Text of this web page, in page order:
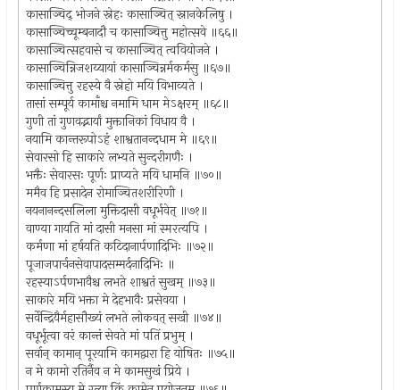
कासाञ्चिद् भोजने स्नेहः कासाञ्चित् स्नानकेलिषु ।
कासाञ्चिच्चूम्बनादौ च कासाञ्चित्तु महोत्सवे ॥६६॥
कासाञ्चित्सहवासे च कासाञ्चित् त्ववियोजने ।
कासाञ्चिन्निजशय्यायां कासाञ्चिन्नर्मकर्मसु ॥६७॥
कासाञ्चित्तु रहस्ये वै स्नेहो मयि विभाव्यते ।
तासां सम्पूर्य कामाँश्च नमामि धाम मेऽक्षरम् ॥६८॥
गुणी तां गुणवद्भार्यां मुक्तानिकां विधाय वै ।
नयामि कान्तरूपोऽहं शाश्वतानन्दधाम मे ॥६९॥
सेवारसो हि साकारे लभ्यते सुन्दरीगणैः ।
भक्तैः सेवारसः पूर्णः प्राप्यते मयि धामनि ॥७०॥
ममैव हि प्रसादेन रोमाञ्चितशरीरिणी ।
नयनानन्दसलिला मुक्तिदासी वधूर्भवेत् ॥७१॥
वाण्या गायति मां दासी मनसा मां स्मरत्यपि ।
कर्मणा मां हर्षयति कटिदानार्पणादिभिः ॥७२॥
पूजाजपार्चनसेवापादसम्मर्दनादिभिः ॥
रहस्याऽर्पणभावैश्च लभते शाश्वतं सुखम् ॥७३॥
साकारे मयि भक्ता मे देहभावैः प्रसेवया ।
सर्वेन्द्रियैर्महासौख्यं लभते लोकवत् सखी ॥७४॥
वधूर्भूत्वा वरं कान्तं सेवते मां पतिं प्रभुम् ।
सर्वान् कामान् पूरयामि कामद्वारा हि योषितः ॥७५॥
न मे कामो रतिर्नैव न मे कामसुखं प्रिये ।